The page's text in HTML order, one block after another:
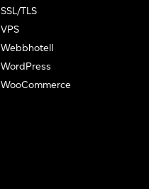
SSL/TLS
VPS
Webbhotell
WordPress
WooCommerce